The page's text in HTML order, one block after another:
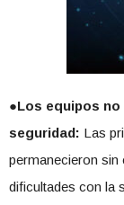
●Los equipos
seguridad: Las
permanecieron sin
dificultades con la